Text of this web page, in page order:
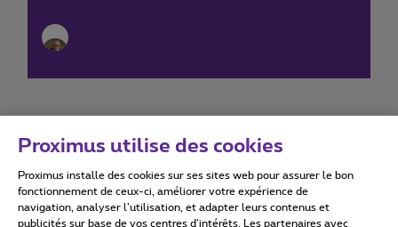
Conditions d'utilisation Accessibility statement
Proximus utilise des cookies
Proximus installe des cookies sur ses sites web pour assurer le bon
fonctionnement de ceux-ci, améliorer votre expérience de
navigation, analyser l’utilisation, et adapter leurs contenus et
publicités sur base de vos centres d’intérêts. Les partenaires avec